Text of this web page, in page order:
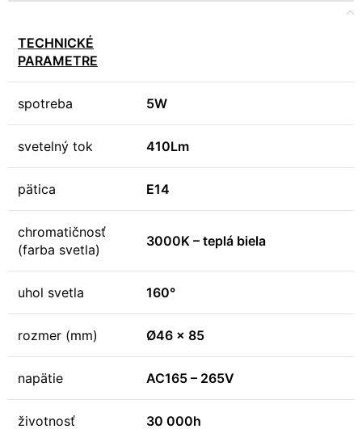
TECHNICKÉ
PARAMETRE
spotreba 5W
svetelný tok 410Lm
pätica E14
chromatičnosť
(farba svetla)
3000K – teplá biela
uhol svetla 160°
rozmer (mm) Ø46 x 85
napätie AC165 – 265V
životnosť 30 000h